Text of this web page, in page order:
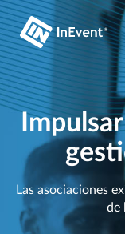
Las asociaciones
de